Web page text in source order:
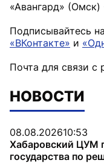
«Авангард»
Подписывайтесь
«ВКонтакте» и
Почта для связи с
НОВОСТИ
08.08.202610:53
Хабаровский ЦУМ
государства по